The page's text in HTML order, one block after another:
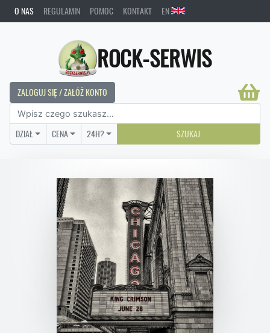
O NAS REGULAMIN POMOC KONTAKT EN
ROCK-SERWIS
ZALOGUJ SIĘ / ZAŁÓŻ KONTO
DZIAŁ CENA 24H? SZUKAJ